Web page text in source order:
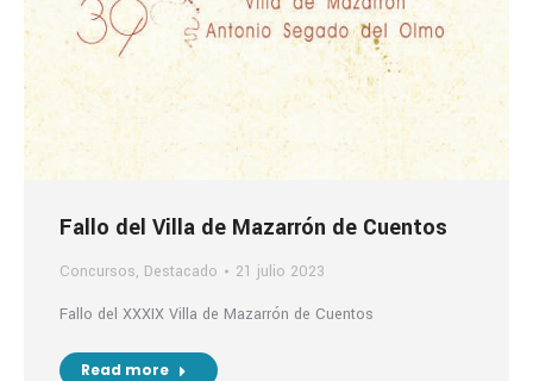
Fallo del Villa de Mazarrón de Cuentos
Concursos, Destacado
21 julio 2023
Fallo del XXXIX Villa de Mazarrón de Cuentos
Read more